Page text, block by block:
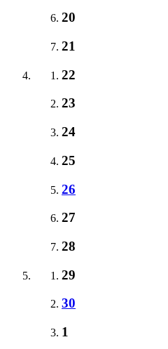
20
21
22
23
24
25
26
27
28
29
30
1